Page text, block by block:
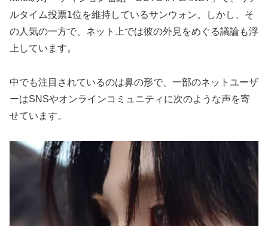
ルタイム投票1位を維持しているサンウォン。しかし、そ
の人気の一方で、ネット上では彼の外見をめぐる議論も浮
上しています。
中でも注目されているのは鼻の形で、一部のネットユーザ
ーはSNSやオンラインコミュニティに次のような声を寄
せています。